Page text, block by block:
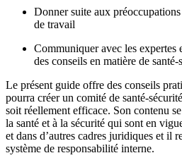
Donner suite aux
de travail
Communiquer avec les expertes
des conseils en matière de
Le présent guide offre des conseils
pourra créer un comité de santé-
soit réellement efficace. Son contenu
la santé et à la sécurité qui sont en
et dans d’autres cadres juridiques et il
système de responsabilité interne.